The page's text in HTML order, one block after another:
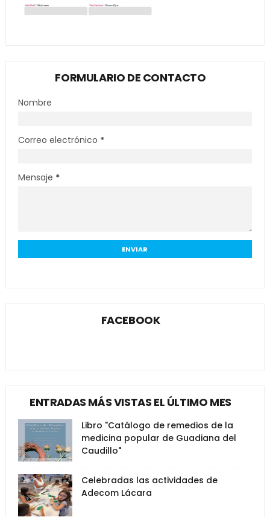
FORMULARIO DE CONTACTO
Nombre
Correo electrónico *
Mensaje *
FACEBOOK
ENTRADAS MÁS VISTAS EL ÚLTIMO MES
Libro "Catálogo de remedios de la
medicina popular de Guadiana del
Caudillo"
Celebradas las actividades de
Adecom Lácara